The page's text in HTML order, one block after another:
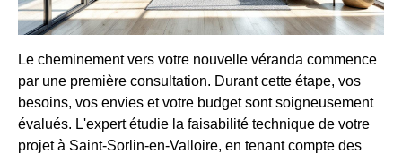
Le cheminement vers votre nouvelle véranda commence
par une première consultation. Durant cette étape, vos
besoins, vos envies et votre budget sont soigneusement
évalués. L'expert étudie la faisabilité technique de votre
projet à Saint-Sorlin-en-Valloire, en tenant compte des